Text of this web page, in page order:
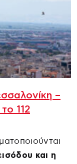
–
112
και η